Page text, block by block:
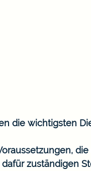
die wichtigsten
zuständigen